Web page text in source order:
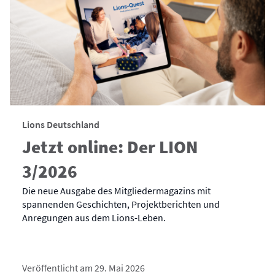
Lions Deutschland
Jetzt online: Der LION
3/2026
Die neue Ausgabe des Mitgliedermagazins mit
spannenden Geschichten, Projektberichten und
Anregungen aus dem Lions-Leben.
Veröffentlicht am 29. Mai 2026